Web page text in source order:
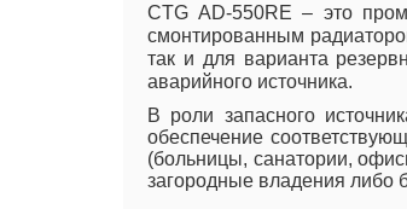
CTG AD-550RE – это
смонтированным
так и для варианта
аварийного источника.
В роли запасного
обеспечение
(больницы, санатории,
загородные владения либо